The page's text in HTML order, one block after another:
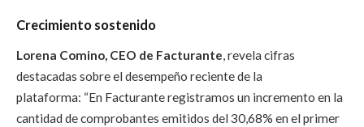
Crecimiento sostenido
Lorena Comino, CEO de Facturante, revela cifras
destacadas sobre el desempeño reciente de la
plataforma: “En Facturante registramos un incremento en la
cantidad de comprobantes emitidos del 30,68% en el primer